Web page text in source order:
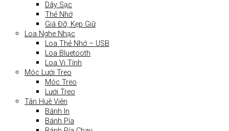
Dây Sạc
Thẻ Nhớ
Giá Đỡ, Kẹp Giữ
Loa Nghe Nhạc
Loa Thẻ Nhớ – USB
Loa Bluetooth
Loa Vi Tính
Móc Lưới Treo
Móc Treo
Lưới Treo
Tân Huê Viên
Bánh In
Bánh Pía